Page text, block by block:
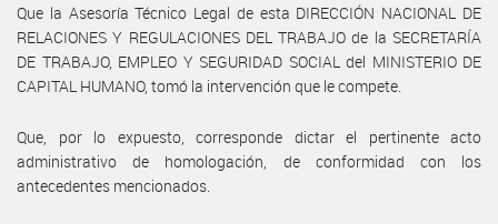
Que la Asesoría Técnico Legal de esta DIRECCIÓN NACIONAL DE
RELACIONES Y REGULACIONES DEL TRABAJO de la SECRETARÍA
DE TRABAJO, EMPLEO Y SEGURIDAD SOCIAL del MINISTERIO DE
CAPITAL HUMANO, tomó la intervención que le compete.
Que, por lo expuesto, corresponde dictar el pertinente acto
administrativo de homologación, de conformidad con los
antecedentes mencionados.